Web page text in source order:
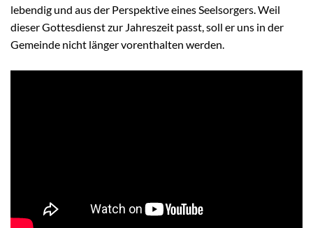
lebendig und aus der Perspektive eines Seelsorgers. Weil
dieser Gottesdienst zur Jahreszeit passt, soll er uns in der
Gemeinde nicht länger vorenthalten werden.